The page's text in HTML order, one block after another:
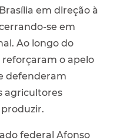
em direção à
se em
Ao longo do
o apelo
defenderam
agricultores
federal Afonso